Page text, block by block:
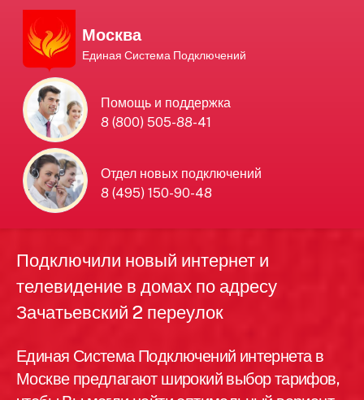
Москва
Единая Система Подключений
Помощь и поддержка
8 (800) 505-88-41
Отдел новых подключений
8 (495) 150-90-48
Единая Система
Подключений
нового интернета и
телевидения в Москве
Подключили новый интернет и
телевидение в домах по адресу
Зачатьевский 2 переулок
Единая Система Подключений интернета в
Москве предлагают широкий выбор тарифов,